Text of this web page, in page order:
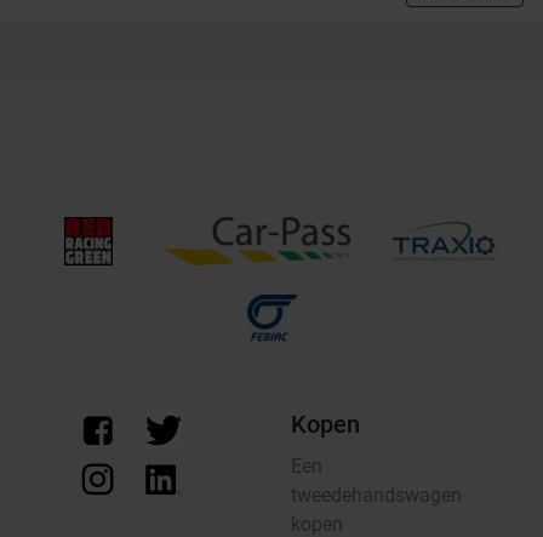
Kopen
Een
tweedehandswagen
kopen